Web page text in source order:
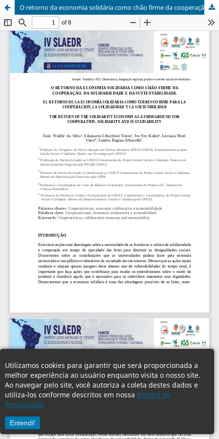
Utilizamos cookies para garantir que será proporcionada a
melhor experiência ao usuário enquanto visita o nosso site.
Ao navegar pelo site, você autoriza a coleta destes dados e
utiliza-los conforme descritos em nossa Política de
Privacidade.
Entendi!
O retorno da economia solidária como chão firme da cooperação, da solidariedade e da sustentabilidade